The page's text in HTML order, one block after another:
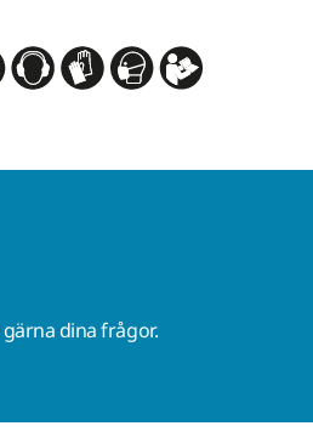
dina frågor.